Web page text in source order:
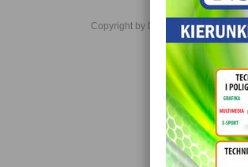
Copyright by Daniel JabĹoĹski